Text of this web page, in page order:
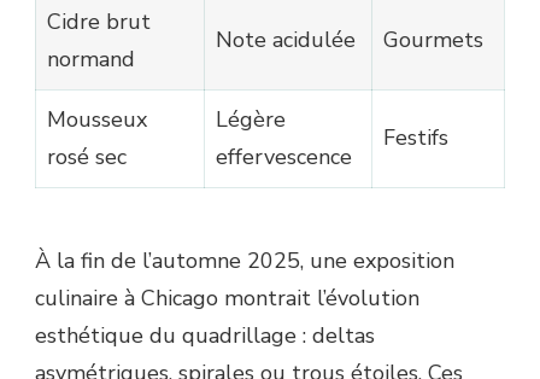
Cidre brut
normand
Note acidulée Gourmets
Mousseux
rosé sec
Légère
effervescence
Festifs
À la fin de l’automne 2025, une exposition
culinaire à Chicago montrait l’évolution
esthétique du quadrillage : deltas